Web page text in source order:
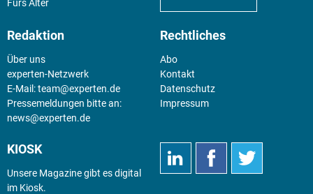
Fürs Alter
Redaktion
Über uns
experten-Netzwerk
E-Mail:team@experten.de
Pressemeldungen bitte an:
news@experten.de
Rechtliches
Abo
Kontakt
Datenschutz
Impressum
KIOSK
Unsere Magazine gibt es digital
im Kiosk.